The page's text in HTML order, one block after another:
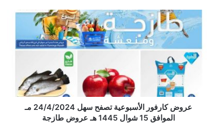
عروض كارفور الأسبوعية تصفح سهل 24/4/2024 مـ
الموافق 15 شوال 1445 هـ عروض طازجة